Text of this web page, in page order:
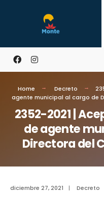
Home Decreto
agente municipal al cargo de
2352-2021 |
de agente
Directora del
diciembre 27, 2021 | Decreto